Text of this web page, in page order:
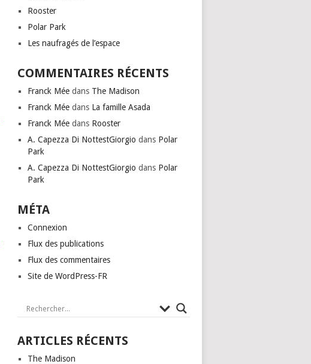
Rooster
Polar Park
Les naufragés de l’espace
COMMENTAIRES RÉCENTS
Franck Mée dans The Madison
Franck Mée dans La famille Asada
Franck Mée dans Rooster
A. Capezza Di NottestGiorgio dans Polar
Park
A. Capezza Di NottestGiorgio dans Polar
Park
MÉTA
Connexion
Flux des publications
Flux des commentaires
Site de WordPress-FR
ARTICLES RÉCENTS
The Madison